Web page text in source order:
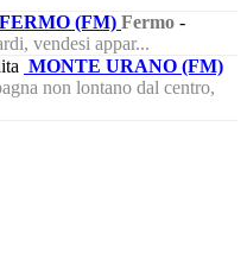
FERMO (FM) Fermo -
vendesi appar...
MONTE URANO (FM)
non lontano dal centro,